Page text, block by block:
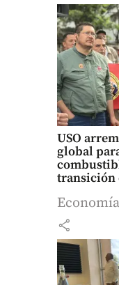
USO
global
transición
Economía
share